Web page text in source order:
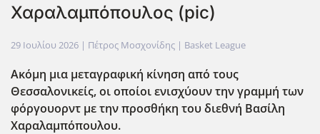
Χαραλαμπόπουλος (pic)
29 Ιουλίου 2026 | Πέτρος Μοσχονίδης | Basket League
Ακόμη μια μεταγραφική κίνηση από τους
Θεσσαλονικείς, οι οποίοι ενισχύουν την γραμμή των
φόργουορντ με την προσθήκη του διεθνή Βασίλη
Χαραλαμπόπουλου.